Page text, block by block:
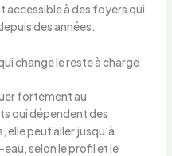
accessible à des foyers qui
des années.
change le reste à charge
fortement au
qui dépendent des
elle peut aller jusqu’à
eau, selon le profil et le